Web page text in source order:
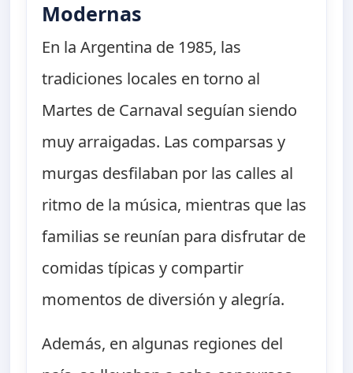
Modernas
En la Argentina de 1985, las
tradiciones locales en torno al
Martes de Carnaval seguían siendo
muy arraigadas. Las comparsas y
murgas desfilaban por las calles al
ritmo de la música, mientras que las
familias se reunían para disfrutar de
comidas típicas y compartir
momentos de diversión y alegría.
Además, en algunas regiones del